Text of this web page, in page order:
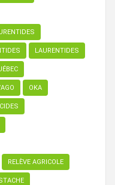
LAURENTIDES
OKA
RELÈVE AGRICOLE